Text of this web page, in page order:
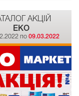
АКЦІЙ
EKO
по09.03.2022